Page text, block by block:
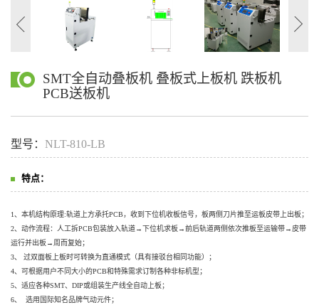
SMT全自动叠板机 叠板式上板机 跌板机
PCB送板机
型号： NLT-810-LB
特点：
1、本机结构原理:轨道上方承托PCB，收到下位机收板信号，板两侧刀片推至运板皮带上出板；
2、动作流程：人工拆PCB包装放入轨道→下位机求板→前后轨道两侧依次推板至运输带→皮带
运行并出板→周而复始；
3、 过双面板上板时可转换为直通模式（具有接驳台相同功能）；
4、可根据用户不同大小的PCB和特殊需求订制各种非标机型；
5、适应各种SMT、DIP或组装生产线全自动上板；
6、 选用国际知名品牌气动元件；